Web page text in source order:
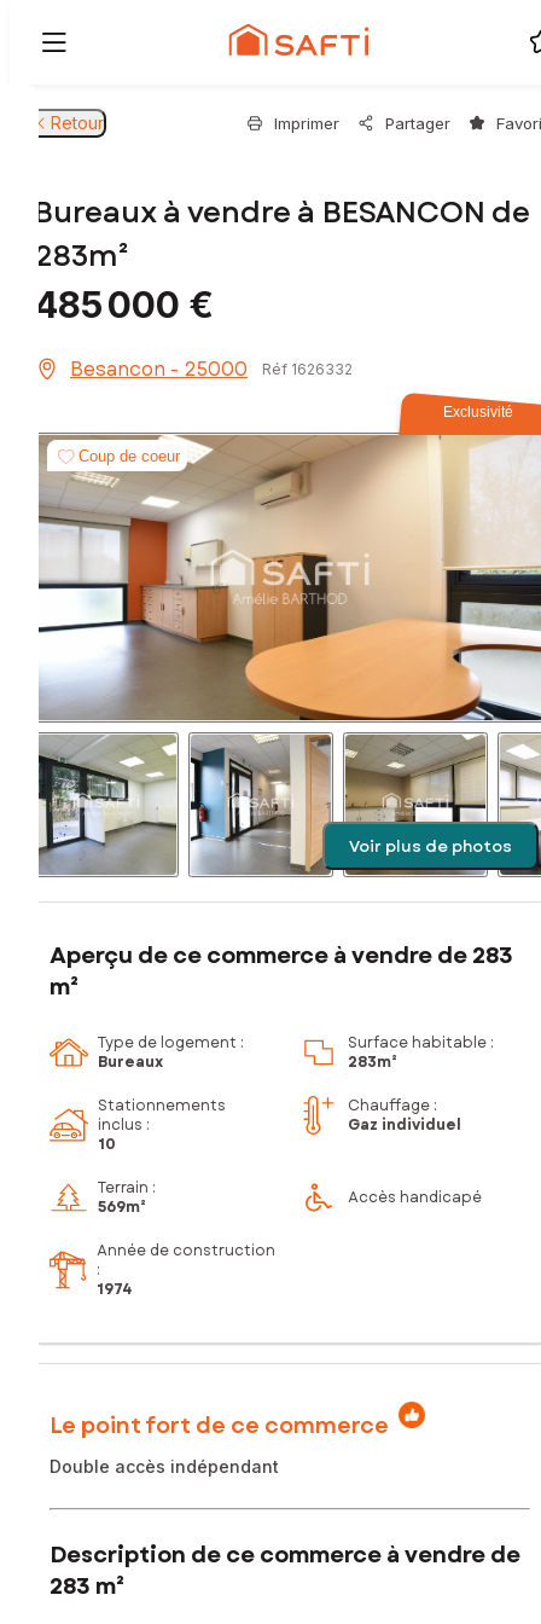
Retour Imprimer Partager
Bureaux à vendre à BESANCON de
283m²
485 000 €
Besancon - 25000 Réf 1626332
Exclusivité
Coup de coeur
Voir plus de photos
Aperçu de ce commerce à vendre de 283
m²
Type de logement :
Bureaux
Surface habitable :
283m²
Stationnements
inclus :
10
Chauffage :
Gaz individuel
Terrain :
569m²
Accès handicapé
Année de construction
:
1974
Le point fort de ce commerce
Double accès indépendant
Description de ce commerce à vendre de
283 m²